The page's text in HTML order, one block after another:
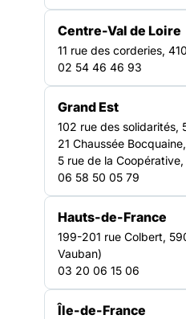
COMMUNIQUÉ DE
Centre-Val de Loire
11 rue des corderies,
02 54 46 46 93
Grand Est
102 rue des solidarités,
21 Chaussée
5 rue de la
06 58 50 05 79
Hauts-de-France
199-201 rue Colbert,
Vauban)
03 20 06 15 06
Île-de-France